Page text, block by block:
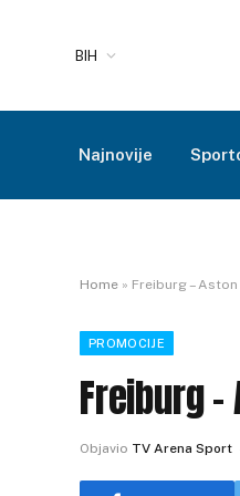
BIH
Najnovije
Home » Freiburg –
PROMOCIJE
Freiburg
Objavio TV Arena Sport